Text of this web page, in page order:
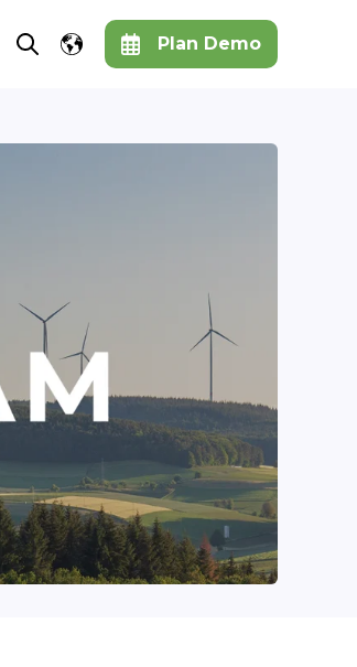
Open search
Show submenu for translations
Plan Demo